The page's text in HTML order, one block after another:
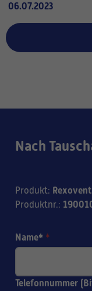
06.07.2023
Nach
Produkt:
Produktnr.:
Name* *
Telefonnummer